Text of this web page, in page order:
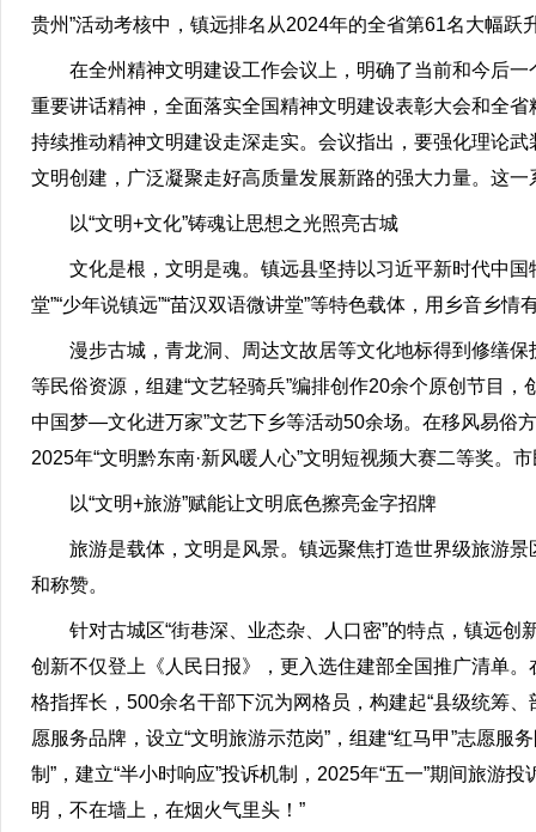
贵州”活动考核中，镇远排名从2024年的全省第61名大幅
在全州精神文明建设工作会议上，明确了当前和今后
重要讲话精神，全面落实全国精神文明建设表彰大会和全
持续推动精神文明建设走深走实。会议指出，要强化理论
文明创建，广泛凝聚走好高质量发展新路的强大力量。这
以“文明+文化”铸魂让思想之光照亮古城
文化是根，文明是魂。镇远县坚持以习近平新时代中
堂”“少年说镇远”“苗汉双语微讲堂”等特色载体，用乡音乡
漫步古城，青龙洞、周达文故居等文化地标得到修缮保
等民俗资源，组建“文艺轻骑兵”编排创作20余个原创节目
中国梦—文化进万家”文艺下乡等活动50余场。在移风易俗
2025年“文明黔东南·新风暖人心”文明短视频大赛二等奖。
以“文明+旅游”赋能让文明底色擦亮金字招牌
旅游是载体，文明是风景。镇远聚焦打造世界级旅游
和称赞。
针对古城区“街巷深、业态杂、人口密”的特点，镇远创
创新不仅登上《人民日报》，更入选住建部全国推广清单
格指挥长，500余名干部下沉为网格员，构建起“县级统筹
愿服务品牌，设立“文明旅游示范岗”，组建“红马甲”志愿服
制”，建立“半小时响应”投诉机制，2025年“五一”期间旅游
明，不在墙上，在烟火气里头！”